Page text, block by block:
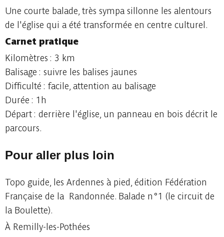
Une courte balade, très sympa sillonne les alentours
de l'église qui a été transformée en centre culturel.
Carnet pratique
Kilomètres : 3 km
Balisage : suivre les balises jaunes
Difficulté : facile, attention au balisage
Durée : 1h
Départ : derrière l'église, un panneau en bois décrit le
parcours.
Pour aller plus loin
Topo guide, les Ardennes à pied, édition Fédération
Française de la Randonnée. Balade n°1 (le circuit de
la Boulette).
À Remilly-les-Pothées